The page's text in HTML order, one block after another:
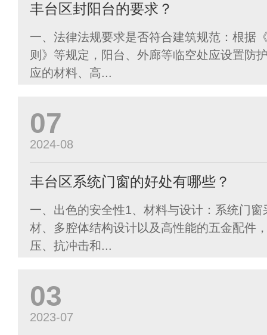
丰台区封阳台的要求？
一、法律法规要求是否符合建筑规范：根据
则》等规定，阳台、外廊等临空处应设置防
应的材料、高...
07
2024-08
丰台区系统门窗的好处有哪些？
一、出色的安全性1、材料与设计：系统门
材、多腔体结构设计以及高性能的五金配件
压、抗冲击和...
03
2023-07